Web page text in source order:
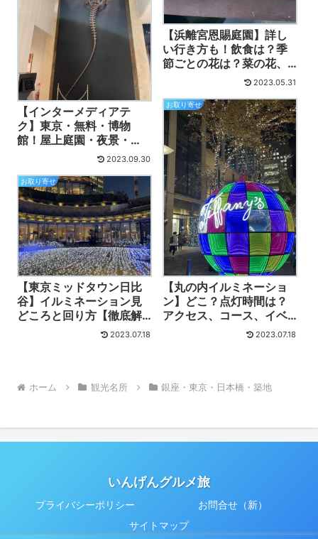
【インターメディアテ
ク】東京・無料・博物
館！屋上庭園・夜景・
花・鉄道見学も！東京駅
想！動画付
2023.09.30
【浜離宮恩賜庭園】詳し
い行き方も！飲食は？季
節ごとの花は？菜の花、
ボタン、藤など！近場で
2023.05.31
お取り寄せ
【丸の内イルミネーショ
ン】どこ？点灯時間は？
アクセス、コース、イベ
ント見どころ動画付2023.07.18
お取り寄せ
【東京ミッドタウン日比
谷】イルミネーション見
どころと回り方【徹底解
説】混雑穴場情報動画付
2023.07.18
ホーム 観光名所 銀座・東京・日本橋・築地
いんげんグルメ旅
プライバシーポリシー
お問合せ（新）
サイトマップ